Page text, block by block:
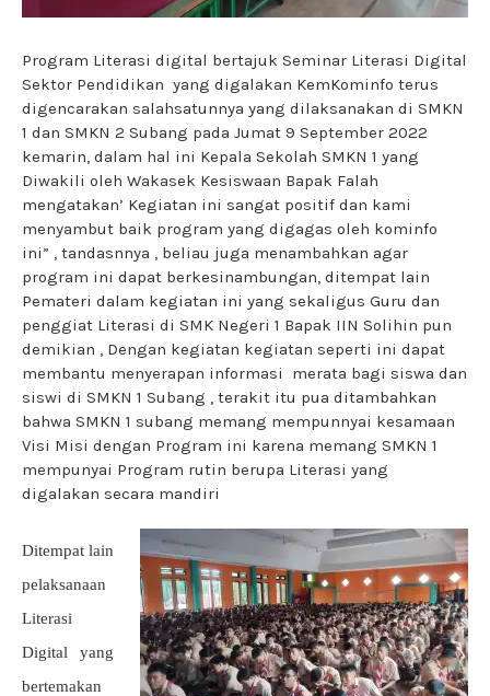
Program Literasi digital bertajuk Seminar Literasi Digital
Sektor Pendidikan yang digalakan KemKominfo terus
digencarakan salahsatunnya yang dilaksanakan di SMKN
1 dan SMKN 2 Subang pada Jumat 9 September 2022
kemarin, dalam hal ini Kepala Sekolah SMKN 1 yang
Diwakili oleh Wakasek Kesiswaan Bapak Falah
mengatakan’ Kegiatan ini sangat positif dan kami
menyambut baik program yang digagas oleh kominfo
ini” , tandasnnya , beliau juga menambahkan agar
program ini dapat berkesinambungan, ditempat lain
Pemateri dalam kegiatan ini yang sekaligus Guru dan
penggiat Literasi di SMK Negeri 1 Bapak IIN Solihin pun
demikian , Dengan kegiatan kegiatan seperti ini dapat
membantu menyerapan informasi merata bagi siswa dan
siswi di SMKN 1 Subang , terakit itu pua ditambahkan
bahwa SMKN 1 subang memang mempunnyai kesamaan
Visi Misi dengan Program ini karena memang SMKN 1
mempunyai Program rutin berupa Literasi yang
digalakan secara mandiri
Ditempat lain
pelaksanaan
Literasi
Digital yang
bertemakan